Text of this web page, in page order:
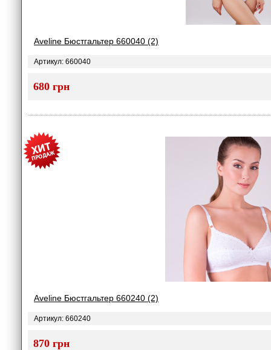
Aveline Бюстгальтер 660040 (2)
Артикул: 660040
680 грн
Aveline Бюстгальтер 660240 (2)
Артикул: 660240
870 грн